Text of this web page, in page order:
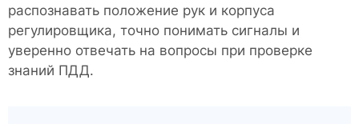
распознавать положение рук и корпуса
регулировщика, точно понимать сигналы и
уверенно отвечать на вопросы при проверке
знаний ПДД.